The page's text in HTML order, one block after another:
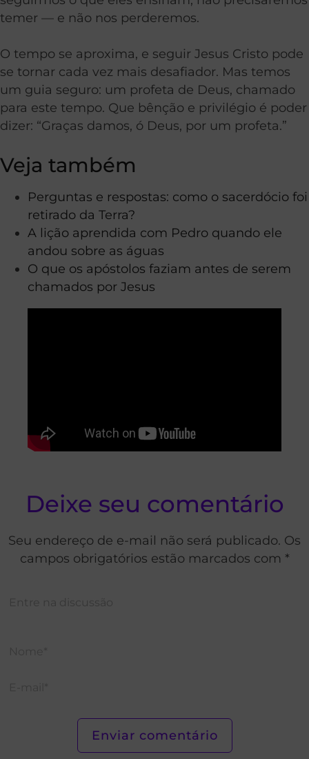
temer — e não nos perderemos.
O tempo se aproxima, e seguir Jesus Cristo pode
se tornar cada vez mais desafiador. Mas temos
um guia seguro: um profeta de Deus, chamado
para este tempo. Que bênção e privilégio é poder
dizer: “Graças damos, ó Deus, por um profeta.”
Veja também
Perguntas e respostas: como o sacerdócio foi
retirado da Terra?
A lição aprendida com Pedro quando ele
andou sobre as águas
O que os apóstolos faziam antes de serem
chamados por Jesus
Deixe seu comentário
Seu endereço de e-mail não será publicado. Os
campos obrigatórios estão marcados com *